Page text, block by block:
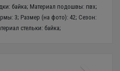
байка; Материал подошвы: пвх;
3; Размер (на фото): 42; Сезон:
стельки: байка;